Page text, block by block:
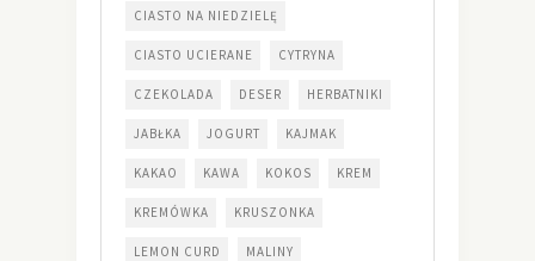
CIASTO NA NIEDZIELĘ
CIASTO UCIERANE CYTRYNA
CZEKOLADA DESER HERBATNIKI
JABŁKA JOGURT KAJMAK
KAKAO KAWA KOKOS KREM
KREMÓWKA KRUSZONKA
LEMON CURD MALINY